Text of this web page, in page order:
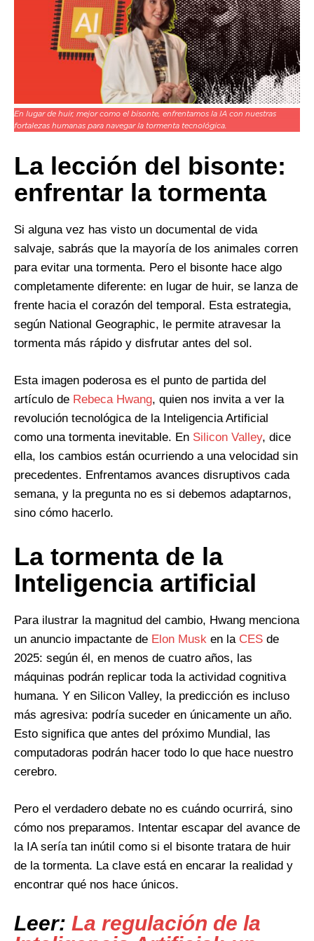
En lugar de huir, mejor como el bisonte, enfrentamos la IA con nuestras
fortalezas humanas para navegar la tormenta tecnológica.
La lección del bisonte:
enfrentar la tormenta
Si alguna vez has visto un documental de vida
salvaje, sabrás que la mayoría de los animales corren
para evitar una tormenta. Pero el bisonte hace algo
completamente diferente: en lugar de huir, se lanza de
frente hacia el corazón del temporal. Esta estrategia,
según National Geographic, le permite atravesar la
tormenta más rápido y disfrutar antes del sol.
Esta imagen poderosa es el punto de partida del
artículo de Rebeca Hwang, quien nos invita a ver la
revolución tecnológica de la Inteligencia Artificial
como una tormenta inevitable. En Silicon Valley, dice
ella, los cambios están ocurriendo a una velocidad sin
precedentes. Enfrentamos avances disruptivos cada
semana, y la pregunta no es si debemos adaptarnos,
sino cómo hacerlo.
La tormenta de la
Inteligencia artificial
Para ilustrar la magnitud del cambio, Hwang menciona
un anuncio impactante de Elon Musk en la CES de
2025: según él, en menos de cuatro años, las
máquinas podrán replicar toda la actividad cognitiva
humana. Y en Silicon Valley, la predicción es incluso
más agresiva: podría suceder en únicamente un año.
Esto significa que antes del próximo Mundial, las
computadoras podrán hacer todo lo que hace nuestro
cerebro.
Pero el verdadero debate no es cuándo ocurrirá, sino
cómo nos preparamos. Intentar escapar del avance de
la IA sería tan inútil como si el bisonte tratara de huir
de la tormenta. La clave está en encarar la realidad y
encontrar qué nos hace únicos.
Leer: La regulación de la